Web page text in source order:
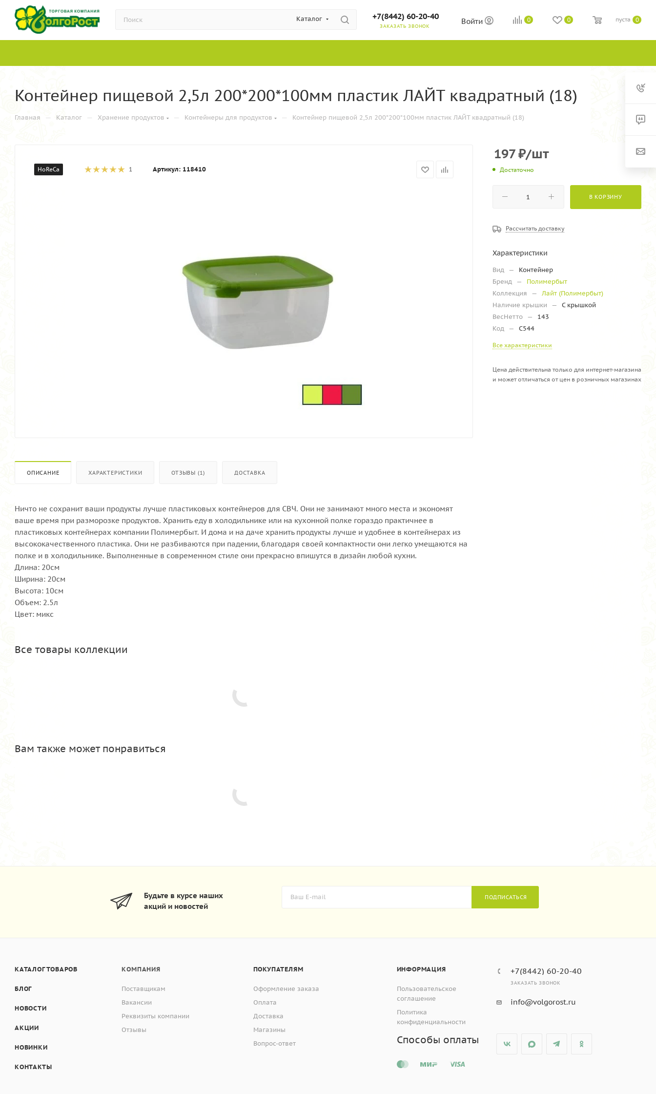
Каталог +7(8442) 60-20-40
ЗАКАЗАТЬ ЗВОНОК
Войти 0 0 0
пуста
Контейнер пищевой 2,5л 200*200*100мм пластик ЛАЙТ квадратный (18)
Главная — Каталог — Хранение продуктов — Контейнеры для продуктов — Контейнер пищевой 2,5л 200*200*100мм пластик ЛАЙТ квадратный (18)
HoReCa 1 Артикул: 118410
ОПИСАНИЕ ХАРАКТЕРИСТИКИ ОТЗЫВЫ (1) ДОСТАВКА
Ничто не сохранит ваши продукты лучше пластиковых контейнеров для СВЧ. Они не занимают много места и экономят
ваше время при разморозке продуктов. Хранить еду в холодильнике или на кухонной полке гораздо практичнее в
пластиковых контейнерах компании Полимербыт. И дома и на даче хранить продукты лучше и удобнее в контейнерах из
высококачественного пластика. Они не разбиваются при падении, благодаря своей компактности они легко умещаются на
полке и в холодильнике. Выполненные в современном стиле они прекрасно впишутся в дизайн любой кухни.
Длина: 20см
Ширина: 20см
Высота: 10см
Объем: 2.5л
Цвет: микс
Все товары коллекции
Вам также может понравиться
197₽/шт
Достаточно
В КОРЗИНУ
Рассчитать доставку
Характеристики
Вид —
Контейнер
Бренд —
Полимербыт
Коллекция
—
Лайт (Полимербыт)
Наличие крышки
—
С крышкой
ВесНетто —
143
Код — С544
Все характеристики
Цена действительна только для интернет-магазина
и может отличаться от цен в розничных магазинах
Будьте в курсе наших
акций и новостей
ПОДПИСАТЬСЯ
КАТАЛОГ ТОВАРОВ
БЛОГ
НОВОСТИ
АКЦИИ
НОВИНКИ
КОНТАКТЫ
КОМПАНИЯ
Поставщикам
Вакансии
Реквизиты компании
Отзывы
ПОКУПАТЕЛЯМ
Оформление заказа
Оплата
Доставка
Магазины
Вопрос-ответ
ИНФОРМАЦИЯ
Пользовательское
соглашение
Политика
конфиденциальности
Способы оплаты
+7(8442) 60-20-40
ЗАКАЗАТЬ ЗВОНОК
info@volgorost.ru